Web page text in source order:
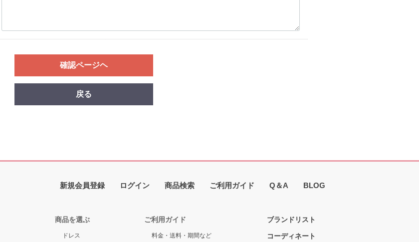
確認ページヘ
戻る
新規会員登録 ログイン 商品検索 ご利用ガイド Q＆A BLOG
商品を選ぶ
ドレス
ご利用ガイド
料金・送料・期間など
ブランドリスト
コーディネート